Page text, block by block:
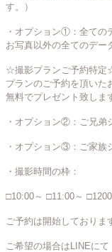
す。）
・オプション①：全ての
お写真以外の全てのデー
☆撮影プランご予約特定
プランのご予約を頂いた
無料でプレゼント致しま
・オプション②：ご兄弟
・オプション③：ご家族
・撮影時間の枠：
□10:00～ □11:00～
ご予約は開始しておりま
ご希望の場合はLINEに